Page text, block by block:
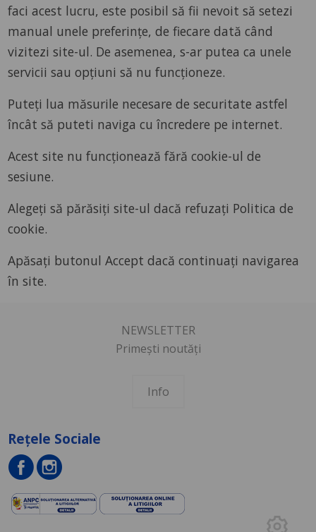
faci acest lucru, este posibil să fii nevoit să setezi
manual unele preferinţe, de fiecare dată când
vizitezi site-ul. De asemenea, s-ar putea ca unele
servicii sau opţiuni să nu funcţioneze.
Puteți lua măsurile necesare de securitate astfel
încât să puteti naviga cu încredere pe internet.
Acest site nu funcționează fără cookie-ul de
sesiune.
Alegeți să părăsiți site-ul dacă refuzați Politica de
cookie.
Apăsați butonul Accept dacă continuați navigarea
în site.
NEWSLETTER
Primești noutăți
Info
Rețele Sociale